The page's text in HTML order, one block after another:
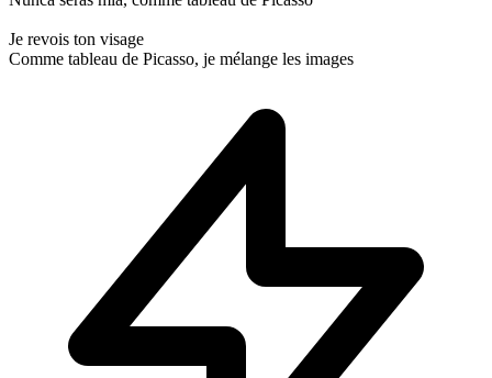
Je revois ton visage
Comme tableau de Picasso, je mélange les images